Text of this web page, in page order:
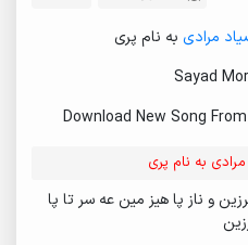
مرادی به نام پری
Sayad
Download New Song
به نام پری
و ناز پا هیز مین عه سر تا پا